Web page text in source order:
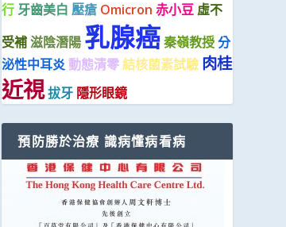
行牙齒美白 壓瘡 Omicron 赤小豆 虛不
受補滋陰潛陽 乳腺癌秦嶺教授分
泌性中耳炎 動態清零結核菌素試驗 肉桂
近視拔牙 隱形眼鏡
預防勝於治療 識病懂病看病